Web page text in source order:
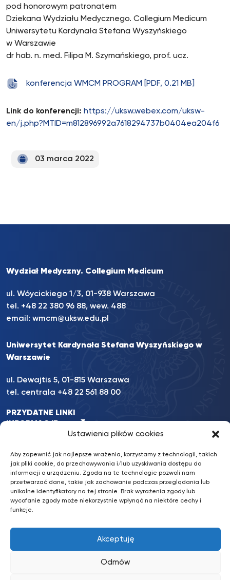
Ustawienia plików cookies
Aby zapewnić jak najlepsze wrażenia, korzystamy z technologii, takich
jak pliki cookie, do przechowywania i/lub uzyskiwania dostępu do
informacji o urządzeniu. Zgoda na te technologie pozwoli nam
przetwarzać dane, takie jak zachowanie podczas przeglądania lub
unikalne identyfikatory na tej stronie. Brak wyrażenia zgody lub
wycofanie zgody może niekorzystnie wpłynąć na niektóre cechy i
funkcje.
Akceptuję
Odmów
pod honorowym patronatem
Dziekana Wydziału Medycznego. Collegium Medicum
Uniwersytetu Kardynała Stefana Wyszyńskiego
w Warszawie
dr hab. n. med. Filipa M. Szymańskiego, prof. ucz.
konferencja WMCM PROGRAM [PDF, 0.21 MB]
Link do konferencji: https://uksw.webex.com/uksw-
en/j.php?MTID=m812896992a7618294737b0404ea204f6
03 marca 2022
Wydział Medyczny. Collegium Medicum
ul. Wóycickiego 1/3, 01-938 Warszawa
tel. +48 22 380 96 88, wew. 488
email: wmcm@uksw.edu.pl
Uniwersytet Kardynała Stefana Wyszyńskiego w
Warszawie
ul. Dewajtis 5, 01-815 Warszawa
tel. centrala +48 22 561 88 00
PRZYDATNE LINKI
INFORMACJE
BKiP UKSW/ © 2022 UKSW. Wszelkie prawa zastrzeżone.
Deklaracja dostępności